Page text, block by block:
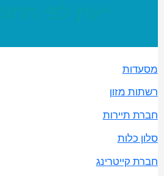
מסעדות
רשתות מזון
חברת תיירות
סלון כלות
חברת קייטרינג